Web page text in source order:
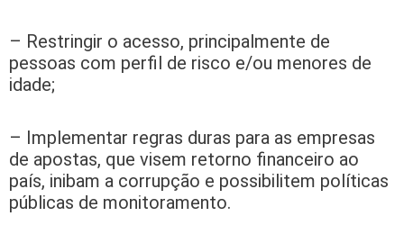
– Restringir o acesso, principalmente de
pessoas com perfil de risco e/ou menores de
idade;
– Implementar regras duras para as empresas
de apostas, que visem retorno financeiro ao
país, inibam a corrupção e possibilitem políticas
públicas de monitoramento.